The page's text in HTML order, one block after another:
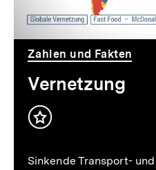
Video
Dauer
3
Min.
Zahlen und Fakten
Vernetzung
Inhalt
Sinkende Transport-